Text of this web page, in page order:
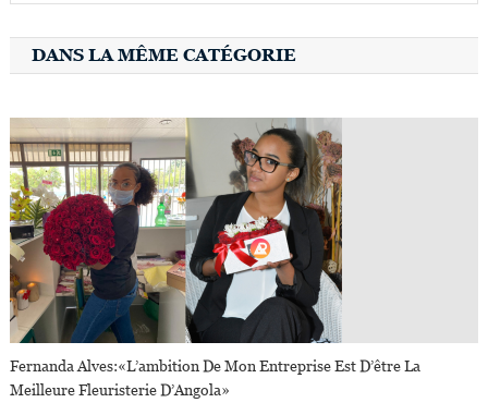
DANS LA MÊME CATÉGORIE
Fernanda Alves:«l’ambition De Mon Entreprise Est D’être La
Meilleure Fleuristerie D’Angola»